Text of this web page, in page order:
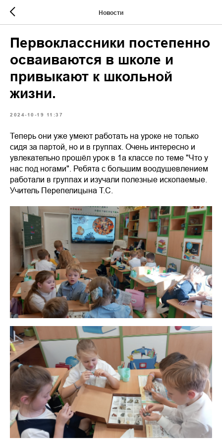
Новости
Первоклассники постепенно
осваиваются в школе и
привыкают к школьной
жизни.
2024-10-19 11:37
Теперь они уже умеют работать на уроке не только
сидя за партой, но и в группах. Очень интересно и
увлекательно прошёл урок в 1а классе по теме "Что у
нас под ногами". Ребята с большим воодушевлением
работали в группах и изучали полезные ископаемые.
Учитель Перепелицына Т.С.